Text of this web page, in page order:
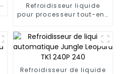
Refroidisseur liquide
pour processeur tout-en-
Digital ARGB Jungle
Leopard
Refroidisseur de liquide